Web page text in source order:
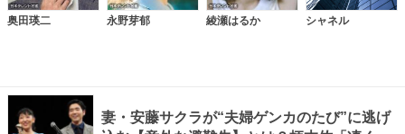
奥田瑛二 永野芽郁 綾瀬はるか シャネル
妻・安藤サクラが“夫婦ゲンカのたび”に逃げ